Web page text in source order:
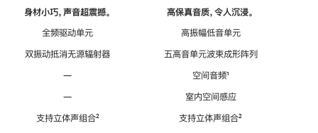
身材小巧，声音超震撼。
全频驱动单元
双振动抵消无源辐射器
—
—
支持立体声组合脚
²
高保真音质，令人沉浸。
高振幅低音单元
五高音单元波束成形阵列
空间音频脚
¹
室内空间感应
支持立体声组合脚
²